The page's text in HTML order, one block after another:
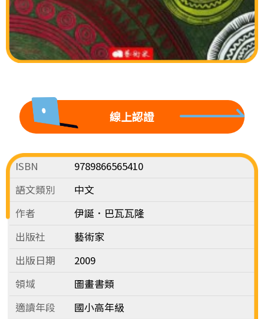
線上認證
ISBN
9789866565410
語文類別
中文
作者
伊誕．巴瓦瓦隆
出版社
藝術家
出版日期
2009
領域
圖畫書類
適讀年段
國小高年級